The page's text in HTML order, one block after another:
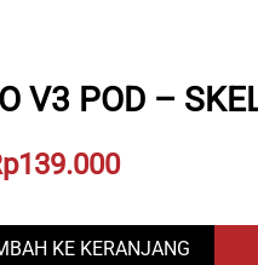
V3 POD –
139.000Current
is:
KE KERANJANG